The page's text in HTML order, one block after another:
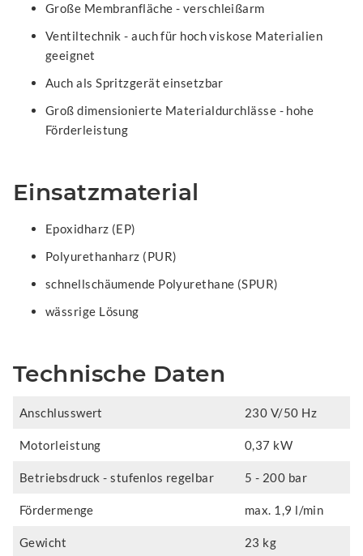
Große Membranfläche - verschleißarm
Ventiltechnik - auch für hoch viskose Materialien
geeignet
Auch als Spritzgerät einsetzbar
Groß dimensionierte Materialdurchlässe - hohe
Förderleistung
Einsatzmaterial
Epoxidharz (EP)
Polyurethanharz (PUR)
schnellschäumende Polyurethane (SPUR)
wässrige Lösung
Technische Daten
Anschlusswert 230 V/50 Hz
Motorleistung 0,37 kW
Betriebsdruck - stufenlos regelbar 5 - 200 bar
Fördermenge max. 1,9 l/min
Gewicht 23 kg